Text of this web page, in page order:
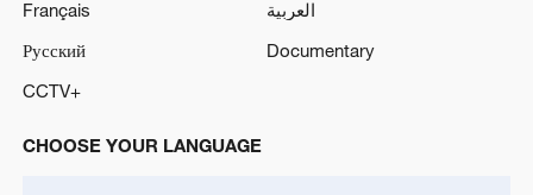
Français
العربية
Русский
Documentary
CCTV+
CHOOSE YOUR LANGUAGE